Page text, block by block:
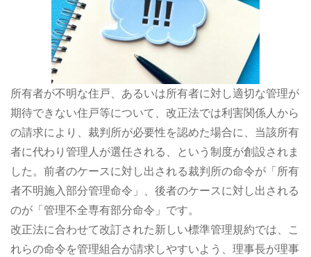
所有者が不明な住戸、あるいは所有者に対し適切な管理が
期待できない住戸等について、改正法では利害関係人から
の請求により、裁判所が必要性を認めた場合に、当該所有
者に代わり管理人が選任される、という制度が創設されま
した。前者のケースに対し出される裁判所の命令が「所有
者不明施入部分管理命令」、後者のケースに対し出される
のが「管理不全専有部分命令」です。
改正法に合わせて改訂された新しい標準管理規約では、こ
れらの命令を管理組合が請求しやすいよう、理事長が理事